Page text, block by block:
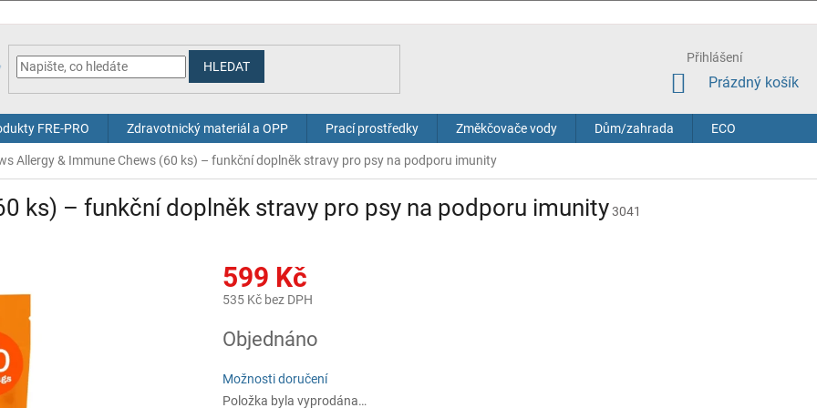
HLEDAT
Přihlášení
NÁKUPNÍ
Prázdný košík
FRE-PRO Zdravotnický materiál a OPP Prací prostředky Změkčovače vody Dům/zahrada ECO
Allergy & Immune Chews (60 ks) – funkční doplněk stravy pro psy na podporu imunity
ks) – funkční doplněk stravy pro psy na podporu imunity3041
599 Kč
535 Kč bez DPH
cena:
Objednáno
Možnosti doručení
Položka byla vyprodána…